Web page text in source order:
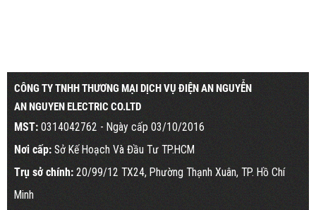
CÔNG TY TNHH THƯƠNG MẠI DỊCH VỤ ĐIỆN AN NGUYỄN
AN NGUYEN ELECTRIC CO.LTD
MST: 0314042762 - Ngày cấp 03/10/2016
Nơi cấp: Sở Kế Hoạch Và Đầu Tư TP.HCM
Trụ sở chính: 20/99/12 TX24, Phường Thạnh Xuân, TP. Hồ Chí
Minh